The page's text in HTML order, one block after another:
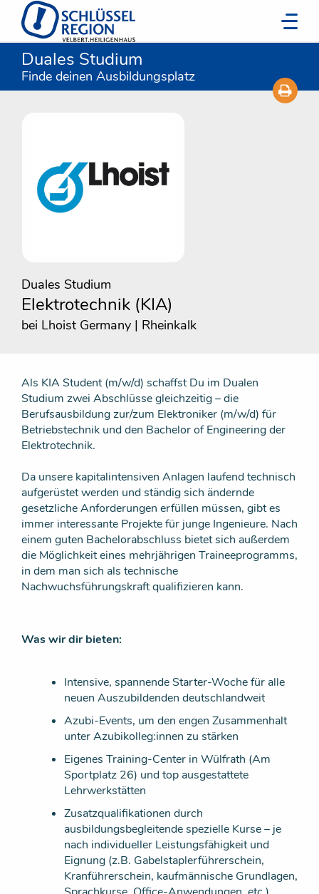
Duales Studium
Finde deinen Ausbildungsplatz
Duales Studium
Elektrotechnik (KIA)
bei Lhoist Germany | Rheinkalk
Als KIA Student (m/w/d) schaffst Du im Dualen
Studium zwei Abschlüsse gleichzeitig – die
Berufsausbildung zur/zum Elektroniker (m/w/d) für
Betriebstechnik und den Bachelor of Engineering der
Elektrotechnik.
Da unsere kapitalintensiven Anlagen laufend technisch
aufgerüstet werden und ständig sich ändernde
gesetzliche Anforderungen erfüllen müssen, gibt es
immer interessante Projekte für junge Ingenieure. Nach
einem guten Bachelorabschluss bietet sich außerdem
die Möglichkeit eines mehrjährigen Traineeprogramms,
in dem man sich als technische
Nachwuchsführungskraft qualifizieren kann.
Was wir dir bieten:
Intensive, spannende Starter-Woche für alle
neuen Auszubildenden deutschlandweit
Azubi-Events, um den engen Zusammenhalt
unter Azubikolleg:innen zu stärken
Eigenes Training-Center in Wülfrath (Am
Sportplatz 26) und top ausgestattete
Lehrwerkstätten
Zusatzqualifikationen durch
ausbildungsbegleitende spezielle Kurse – je
nach individueller Leistungsfähigkeit und
Eignung (z.B. Gabelstaplerführerschein,
Kranführerschein, kaufmännische Grundlagen,